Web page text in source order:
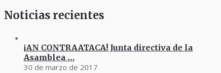
Noticias recientes
¡AN CONTRAATACA! Junta directiva de la
Asamblea …
30 de marzo de 2017